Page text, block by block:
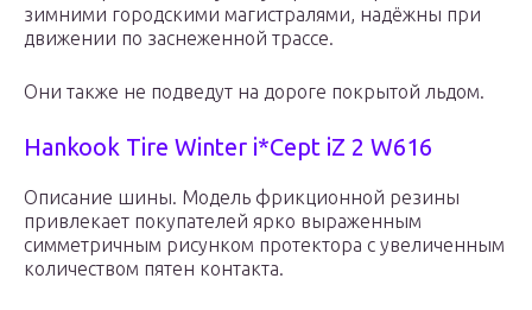
зимними городскими магистралями, надёжны при
движении по заснеженной трассе.
Они также не подведут на дороге покрытой льдом.
Hankook Tire Winter i*Cept iZ 2 W616
Описание шины. Модель фрикционной резины
привлекает покупателей ярко выраженным
симметричным рисунком протектора с увеличенным
количеством пятен контакта.